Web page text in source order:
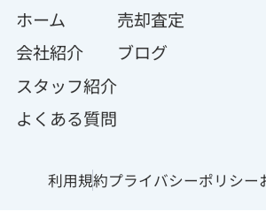
ホーム
会社紹介
スタッフ紹介
よくある質問
売却査定
ブログ
利用規約プライバシーポリシー